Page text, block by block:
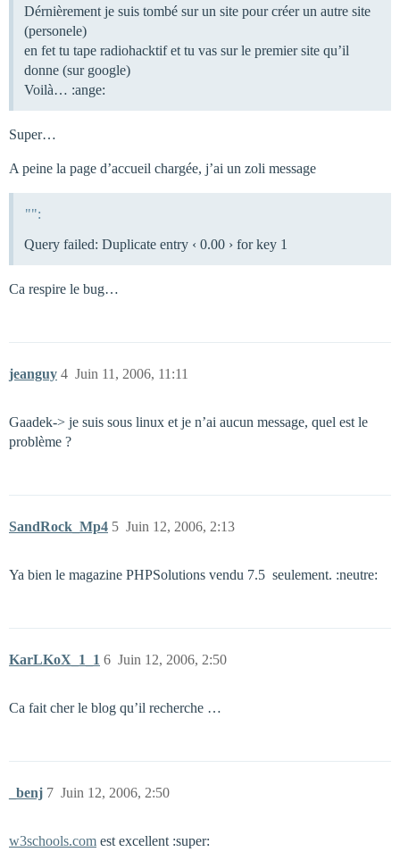
Dérnièrement je suis tombé sur un site pour créer un autre site
(personele)
en fet tu tape radiohacktif et tu vas sur le premier site qu’il
donne (sur google)
Voilà… :ange:
Super…
A peine la page d’accueil chargée, j’ai un zoli message
"":
Query failed: Duplicate entry ‹ 0.00 › for key 1
Ca respire le bug…
jeanguy Juin 11, 2006, 11:11
4
Gaadek-> je suis sous linux et je n’ai aucun message, quel est le
problème ?
SandRock_Mp4 Juin 12, 2006, 2:13
5
Ya bien le magazine PHPSolutions vendu 7.5  seulement. :neutre:
KarLKoX_1_1 Juin 12, 2006, 2:50
6
Ca fait cher le blog qu’il recherche …
_benj Juin 12, 2006, 2:50
7
w3schools.com est excellent :super: